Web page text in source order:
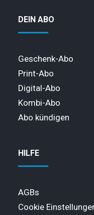
DEIN ABO
Geschenk-Abo
Print-Abo
Digital-Abo
Kombi-Abo
Abo kündigen
HILFE
AGBs
Cookie